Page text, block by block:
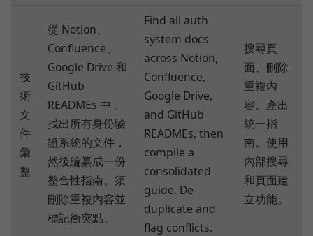
技
術
文
件
彙
整
從 Notion、
Confluence、
Google Drive 和
GitHub
READMEs 中，
找出所有身份驗
證系統的文件，
然後編纂成一份
整合性指南。須
刪除重複內容並
標記衝突點。
Find all auth
system docs
across Notion,
Confluence,
Google Drive,
and GitHub
READMEs, then
compile a
consolidated
guide. De-
duplicate and
flag conflicts.
搜尋頁
面、刪除
重複內
容、產出
統一指
南。使用
內部搜尋
和頁面建
立功能。